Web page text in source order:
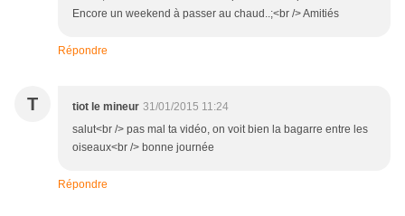
Encore un weekend à passer au chaud..;<br /> Amitiés
Répondre
T tiot le mineur 31/01/2015 11:24
salut<br /> pas mal ta vidéo, on voit bien la bagarre entre les
oiseaux<br /> bonne journée
Répondre